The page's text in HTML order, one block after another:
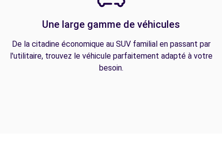
Une large gamme de véhicules
De la citadine économique au SUV familial en passant par
l'utilitaire, trouvez le véhicule parfaitement adapté à votre
besoin.